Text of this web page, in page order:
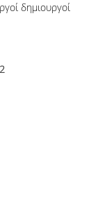
δημιουργοί